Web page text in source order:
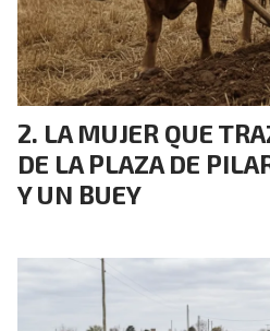
LA MUJER QUE
DE LA PLAZA DE
Y UN BUEY